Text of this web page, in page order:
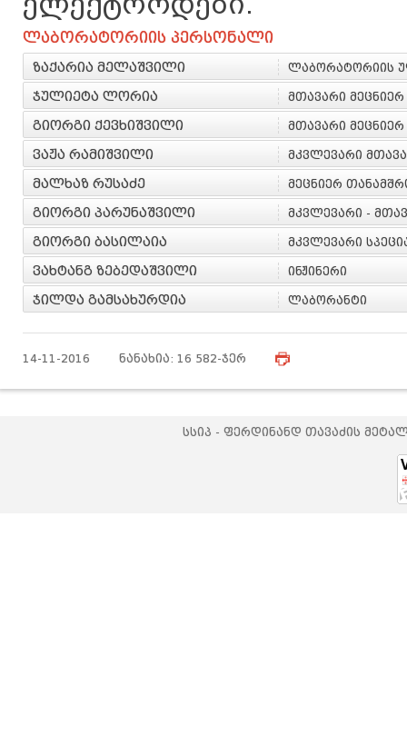
ლაბორატორიის პერსონალი
ზაქარია მელაშვილი ლაბორატორიის
ჯულიეტა ლორია მთავარი
გიორგი ქევხიშვილი მთავარი
ვაჟა რამიშვილი მკვლევარი
მალხაზ რუსაძე მეცნიერ
გიორგი პარუნაშვილი მკვლევარი -
გიორგი ბასილაია მკვლევარი
ვახტანგ ზებედაშვილი ინჟინერი
ჯილდა გამსახურდია ლაბორანტი
14-11-2016 ნანახია: 16 582-ჯერ
სსიპ - ფერდინანდ თავაძის